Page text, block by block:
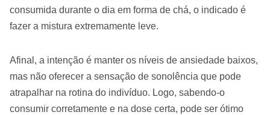
consumida durante o dia em forma de chá, o indicado é
fazer a mistura extremamente leve.
Afinal, a intenção é manter os níveis de ansiedade baixos,
mas não oferecer a sensação de sonolência que pode
atrapalhar na rotina do indivíduo. Logo, sabendo-o
consumir corretamente e na dose certa, pode ser ótimo